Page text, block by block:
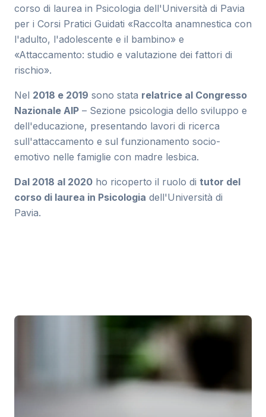
corso di laurea in Psicologia dell'Università di Pavia
per i Corsi Pratici Guidati «Raccolta anamnestica con
l'adulto, l'adolescente e il bambino» e
«Attaccamento: studio e valutazione dei fattori di
rischio».
Nel 2018 e 2019 sono stata relatrice al Congresso
Nazionale AIP – Sezione psicologia dello sviluppo e
dell'educazione, presentando lavori di ricerca
sull'attaccamento e sul funzionamento socio-
emotivo nelle famiglie con madre lesbica.
Dal 2018 al 2020 ho ricoperto il ruolo di tutor del
corso di laurea in Psicologia dell'Università di
Pavia.